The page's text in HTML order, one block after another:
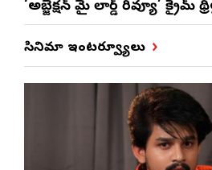
‘అబ్జెక్ష‌న్ మై లార్డ్ రివ్యూ’ క్రైమ్
సినిమా ఇంటర్వ్యూలు